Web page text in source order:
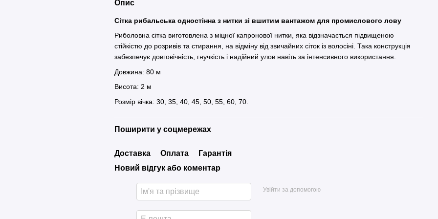
Опис
Сітка рибальська одностінна з нитки зі вшитим вантажом для промислового лову
Риболовна сітка виготовлена з міцної капронової нитки, яка відзначається підвищеною
стійкістю до розривів та стирання, на відміну від звичайних сіток із волосіні. Така конструкція
забезпечує довговічність, гнучкість і надійний улов навіть за інтенсивного використання.
Довжина: 80 м
Висота: 2 м
Розмір вічка: 30, 35, 40, 45, 50, 55, 60, 70.
Поширити у соцмережах
Доставка Оплата
Гарантія
Новий відгук або коментар
Увійти за допомогою